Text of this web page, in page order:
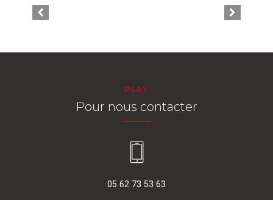
PLAY
Pour nous contacter
05 62 73 53 63